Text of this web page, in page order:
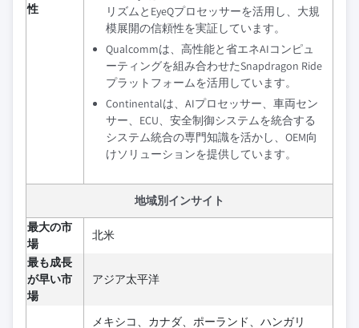
性
リズムとEyeQプロセッサーを活用し、大規
模展開の信頼性を実証しています。
Qualcommは、高性能と省エネAIコンピュ
ーティングを組み合わせたSnapdragon Ride
プラットフォームを活用しています。
Continentalは、AIプロセッサー、車両セン
サー、ECU、安全制御システムを統合する
システム統合の専門知識を活かし、OEM向
けソリューションを提供しています。
地域別インサイト
最大の市
場
北米
最も成長
が早い市
場
アジア太平洋
メキシコ、カナダ、ポーランド、ハンガリ